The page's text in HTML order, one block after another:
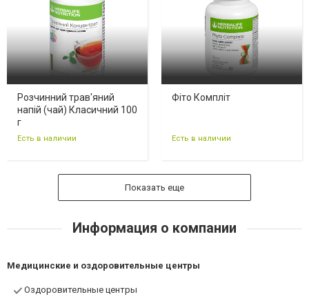
Розчинний трав'яний
напій (чай) Класичний 100
г
Есть в наличии
Фіто Компліт
Есть в наличии
Показать еще
Информация о компании
Медицинские и оздоровительные центры
Оздоровительные центры